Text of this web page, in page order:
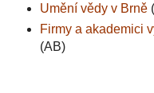
Umění vědy v Brně
Firmy a akademici
(AB)